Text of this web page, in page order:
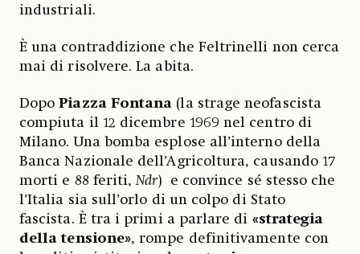
industriali.
È una contraddizione che Feltrinelli non cerca
mai di risolvere. La abita.
DopoPiazza Fontana (la strage neofascista
compiuta il 12 dicembre 1969 nel centro di
Milano. Una bomba esplose all’interno della
Banca Nazionale dell’Agricoltura, causando 17
morti e 88 feriti,Ndr) e convince sé stesso che
l’Italia sia sull’orlo di un colpo di Stato
fascista. È tra i primi a parlare di «strategia
della tensione», rompe definitivamente con